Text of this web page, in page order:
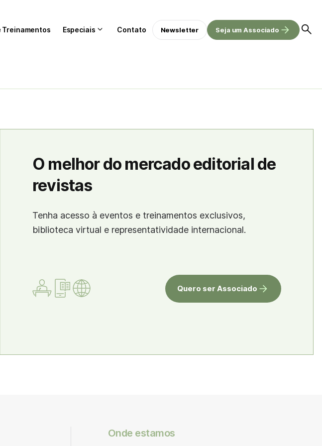
Treinamentos Especiais Contato Newsletter Seja um Associado
O melhor do mercado editorial de
revistas
Tenha acesso à eventos e treinamentos exclusivos,
biblioteca virtual e representatividade internacional.
Quero ser Associado
Onde estamos